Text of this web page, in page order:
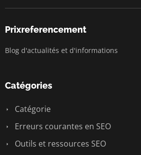
Prixreferencement
Blog d'actualités et d'informations
Catégories
Catégorie
Erreurs courantes en SEO
Outils et ressources SEO